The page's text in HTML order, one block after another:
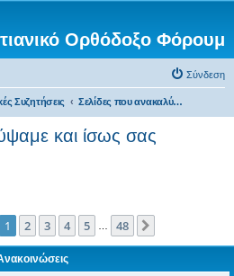
Ορθόδοξο Φόρουμ
Σύνδεση
Συζητήσεις Σελίδες που ανακαλύψαμε και ίσως σας ενδιαφέρουν
και ίσως σας
από48
1 2 3 4 5 48